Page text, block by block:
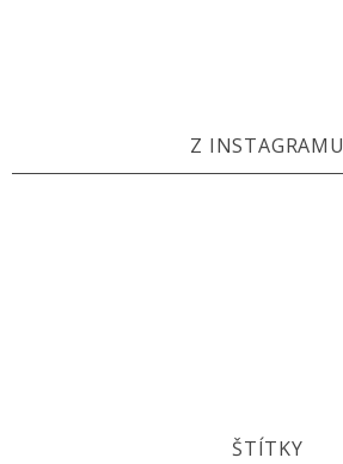
Z INSTAGRAMU
ŠTÍTKY